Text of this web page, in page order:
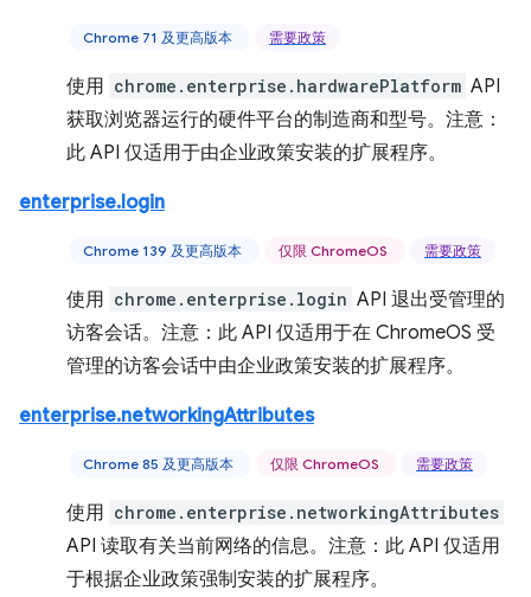
Chrome 71 及更高版本 需要政策
使用 chrome.enterprise.hardwarePlatform API
获取浏览器运行的硬件平台的制造商和型号。注意：
此 API 仅适用于由企业政策安装的扩展程序。
enterprise.login
Chrome 139 及更高版本 仅限 ChromeOS 需要政策
使用 chrome.enterprise.login API 退出受管理的
访客会话。注意：此 API 仅适用于在 ChromeOS 受
管理的访客会话中由企业政策安装的扩展程序。
enterprise.networkingAttributes
Chrome 85 及更高版本 仅限 ChromeOS 需要政策
使用 chrome.enterprise.networkingAttributes
API 读取有关当前网络的信息。注意：此 API 仅适用
于根据企业政策强制安装的扩展程序。